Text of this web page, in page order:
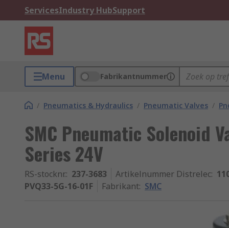
ServicesIndustry HubSupport
Menu Fabrikantnummer
/ Pneumatics & Hydraulics / Pneumatic Valves /
SMC Pneumatic Solenoid
Series 24V
RS-stocknr.: 237-3683 Artikelnummer Distrelec:
PVQ33-5G-16-01F
Fabrikant: SMC